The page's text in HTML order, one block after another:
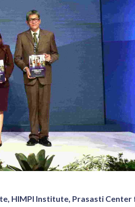
HIMPI Institute, Prasasti Center